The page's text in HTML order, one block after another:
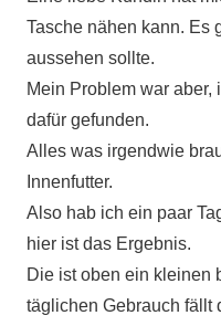
Tasche nähen kann. Es
aussehen sollte.
Mein Problem war
dafür gefunden.
Alles was irgendwie
Innenfutter.
Also hab ich ein paar
hier ist das Ergebnis.
Die ist oben ein kleinen
täglichen Gebrauch fällt